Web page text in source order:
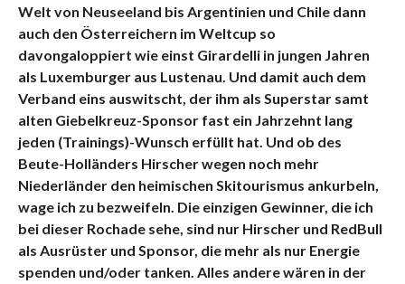
Welt von Neuseeland bis Argentinien und Chile dann
auch den Österreichern im Weltcup so
davongaloppiert wie einst Girardelli in jungen Jahren
als Luxemburger aus Lustenau. Und damit auch dem
Verband eins auswitscht, der ihm als Superstar samt
alten Giebelkreuz-Sponsor fast ein Jahrzehnt lang
jeden (Trainings)-Wunsch erfüllt hat. Und ob des
Beute-Holländers Hirscher wegen noch mehr
Niederländer den heimischen Skitourismus ankurbeln,
wage ich zu bezweifeln. Die einzigen Gewinner, die ich
bei dieser Rochade sehe, sind nur Hirscher und RedBull
als Ausrüster und Sponsor, die mehr als nur Energie
spenden und/oder tanken. Alles andere wären in der